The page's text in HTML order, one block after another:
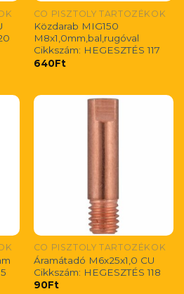
CO PISZTOLY TARTOZÉKOK
Közdarab MIG150
M8x1,0mm,bal,rugóval
Cikkszám: HEGESZTÉS 117
640Ft
CO PISZTOLY TARTOZÉKOK
Áramátadó M6x25x1,0 CU
Cikkszám: HEGESZTÉS 118
90Ft